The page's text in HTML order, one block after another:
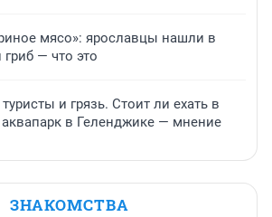
мясо»: ярославцы нашли в
— что это
и грязь. Стоит ли ехать в
в Геленджике — мнение
ЗНАКОМСТВА